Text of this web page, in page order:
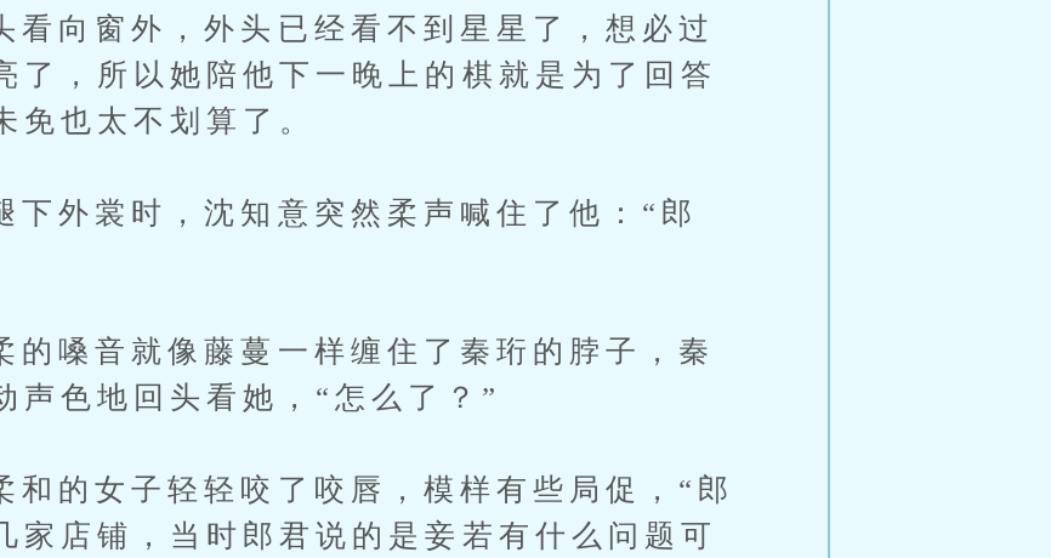
窗外，外头已经看不到星星了，想必过
了，所以她陪他下一晚上的棋就是为了回答
免也太不划算了。
裳时，沈知意突然柔声喊住了他：“郎
音就像藤蔓一样缠住了秦珩的脖子，秦
声色地回头看她，“怎么了？”
女子轻轻咬了咬唇，模样有些局促，“郎
家店铺，当时郎君说的是妾若有什么问题可